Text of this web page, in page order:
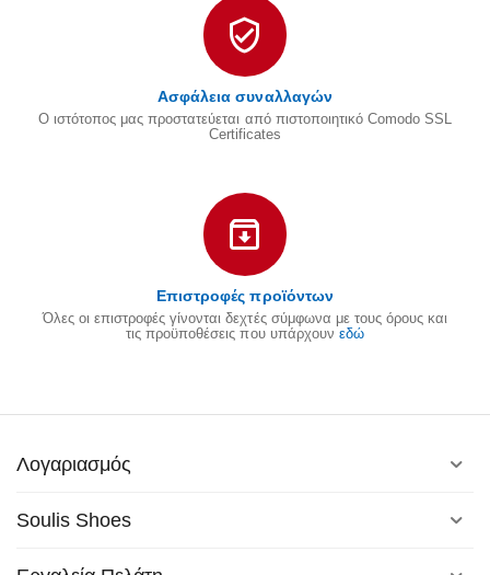
Ασφάλεια συναλλαγών
Ο ιστότοπος μας προστατεύεται από πιστοποιητικό Comodo SSL
Certificates
Επιστροφές προϊόντων
Όλες οι επιστροφές γίνονται δεχτές σύμφωνα με τους όρους και
τις προϋποθέσεις που υπάρχουν εδώ
Λογαριασμός
Soulis Shoes